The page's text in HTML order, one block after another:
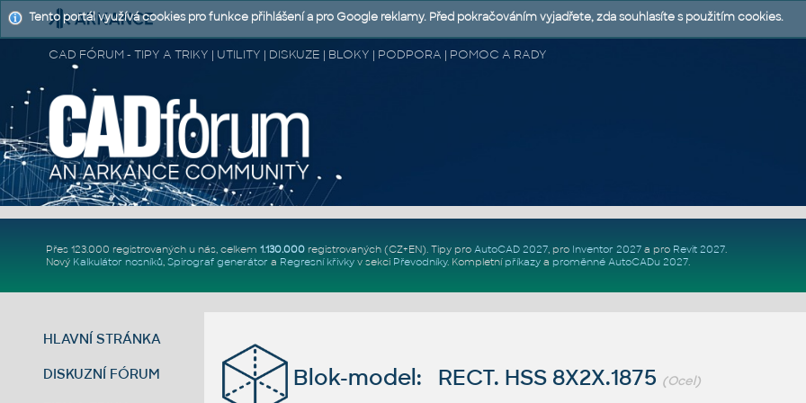
CAD FÓRUM - TIPY A TRIKY | UTILITY | DISKUZE | BLOKY | PODPORA | POMOC A RADY
Přes 123.000 registrovaných u nás, celkem 1.130.000registrovaných (CZ+EN). Tipy pro AutoCAD 2027, pro Inventor 2027a pro Revit 2027.
Nový Kalkulátor nosníků, Spirograf generátor a Regresní křivkyv sekci Převodníky. Kompletní příkazya proměnné AutoCADu 2027.
HLAVNÍ STRÁNKA
DISKUZNÍ FÓRUM Blok-model: RECT. HSS 8X2X.1875 (Ocel)
Tento portál využívá cookies pro funkce přihlášení a pro Google reklamy. Před pokračováním vyjadřete, zda souhlasíte s použitím cookies.